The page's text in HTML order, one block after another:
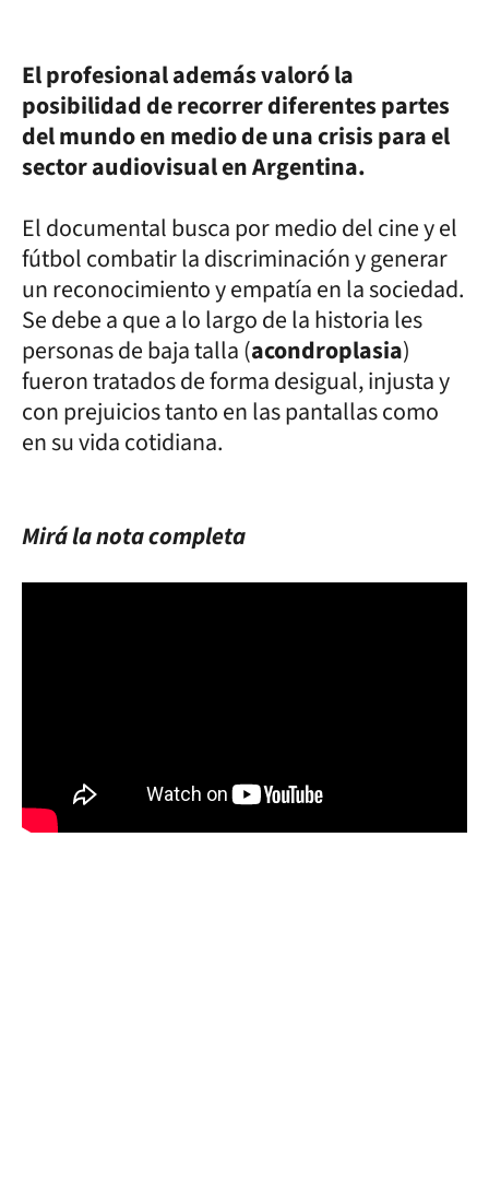
El profesional además valoró la
posibilidad de recorrer diferentes partes
del mundo en medio de una crisis para el
sector audiovisual en Argentina.
El documental busca por medio del cine y el
fútbol combatir la discriminación y generar
un reconocimiento y empatía en la sociedad.
Se debe a que a lo largo de la historia les
personas de baja talla (acondroplasia)
fueron tratados de forma desigual, injusta y
con prejuicios tanto en las pantallas como
en su vida cotidiana.
Mirá la nota completa